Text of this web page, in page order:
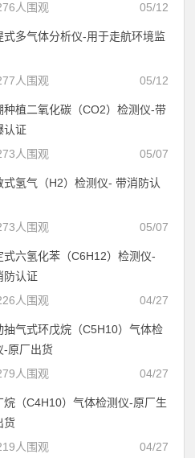
05/12
人围观
式多气体分析仪-用于走航环境监
05/12
人围观
种植二氧化碳（CO2）检测仪-带
认证
05/07
人围观
式氢气（H2）检测仪- 带消防认
05/07
人围观
式六氢化苯（C6H12）检测仪-
防认证
04/27
人围观
抽气式环戊烷（C5H10）气体检
-原厂出货
04/27
人围观
烷（C4H10）气体检测仪-原厂生
货
04/27
人围观